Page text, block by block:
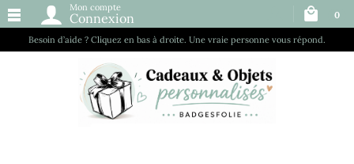
Besoin d’aide ? Cliquez en bas à droite. Une vraie personne vous répond.
Mon compte
Connexion 0